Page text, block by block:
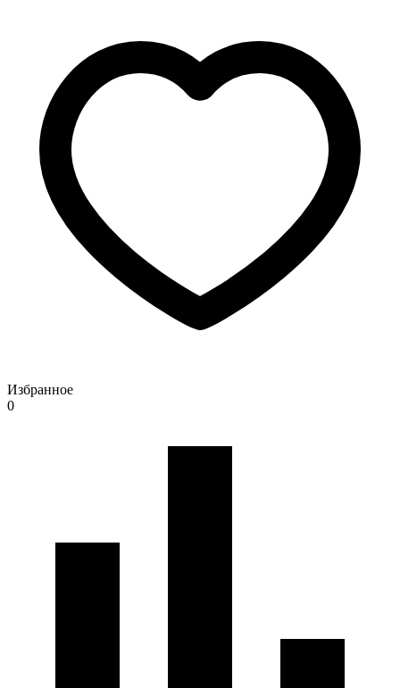
Избранное
0